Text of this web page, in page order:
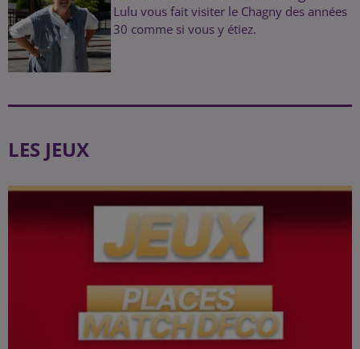
Lulu vous fait visiter le Chagny des années
30 comme si vous y étiez.
LES JEUX